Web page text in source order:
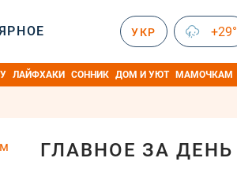
УКР +29°
ЛАЙФХАКИ СОННИК ДОМ И УЮТ МАМОЧКАМ
ГЛАВНОЕ ЗА ДЕНЬ